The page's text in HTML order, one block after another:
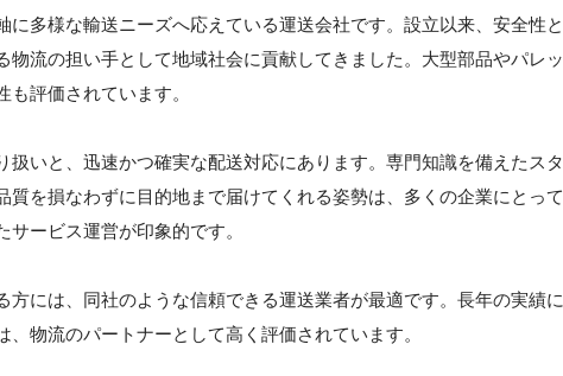
に多様な輸送ニーズへ応えている運送会社です。設立以来、安全性と
流の担い手として地域社会に貢献してきました。大型部品やパレッ
評価されています。
いと、迅速かつ確実な配送対応にあります。専門知識を備えたスタ
質を損なわずに目的地まで届けてくれる姿勢は、多くの企業にとって
ービス運営が印象的です。
には、同社のような信頼できる運送業者が最適です。長年の実績に
物流のパートナーとして高く評価されています。